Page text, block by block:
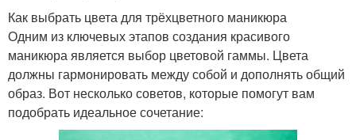
Как выбрать цвета для трёхцветного маникюра
Одним из ключевых этапов создания красивого
маникюра является выбор цветовой гаммы. Цвета
должны гармонировать между собой и дополнять общий
образ. Вот несколько советов, которые помогут вам
подобрать идеальное сочетание: